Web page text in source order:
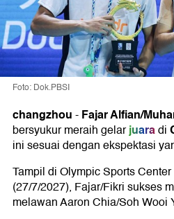
Foto: Dok.PBSI
changzhou-Fajar Alfian/
bersyukur meraih gelarjuaradi
ini sesuai dengan ekspektasi
Tampil di Olympic Sports
(27/7/2027), Fajar/Fikri sukses
melawan Aaron Chia/Soh Wooi